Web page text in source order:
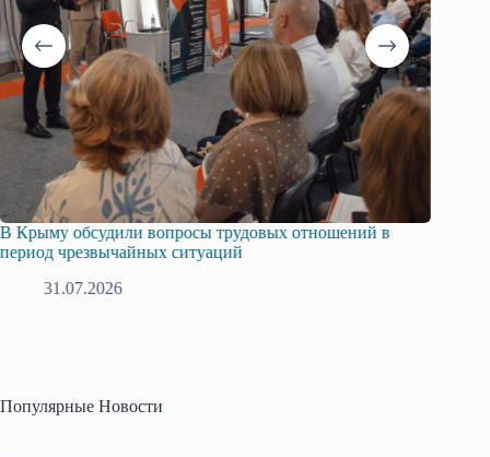
В Крыму обсудили вопросы трудовых отношений в
период чрезвычайных ситуаций
31.07.2026
Популярные Новости